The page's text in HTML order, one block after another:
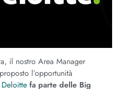
il nostro Area Manager
l’opportunità
Deloitte fa parte delle Big